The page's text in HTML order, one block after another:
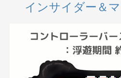
インサイダー＆